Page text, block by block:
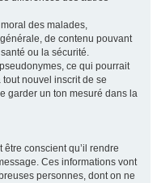
des malades,
de contenu pouvant
ou la sécurité.
pseudonymes, ce qui pourrait
nouvel inscrit de se
garder un ton mesuré dans la
conscient qu’il rendre
Ces informations vont
personnes, dont on ne